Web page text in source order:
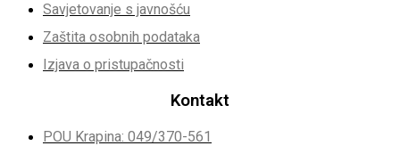
Savjetovanje s javnošću
Zaštita osobnih podataka
Izjava o pristupačnosti
Kontakt
POU Krapina: 049/370-561